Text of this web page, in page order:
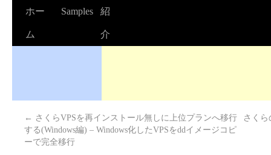
ホー
ム
Samples 紹
介
← さくらVPSを再インストール無しに上位プランへ移行
する(Windows編) – Windows化したVPSをddイメージコピ
ーで完全移行
さく